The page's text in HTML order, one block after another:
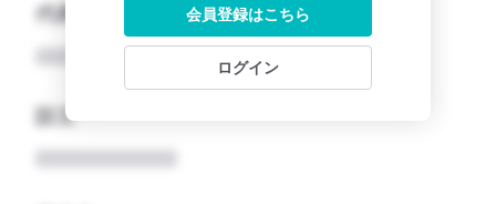
代表者
設立
会員登録はこちら
ログイン